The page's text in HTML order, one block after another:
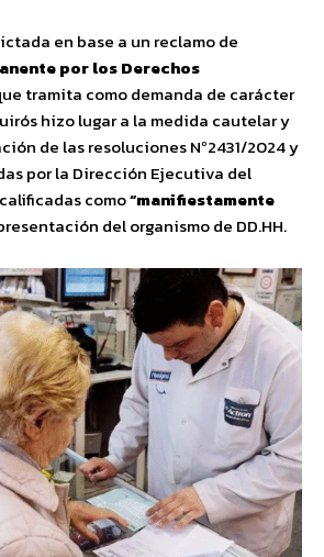
en base a un reclamo de
por los Derechos
tramita como demanda de carácter
hizo lugar a la medida cautelar y
de las resoluciones Nº2431/2024 y
por la Dirección Ejecutiva del
como“manifiestamente
del organismo de DD.HH.